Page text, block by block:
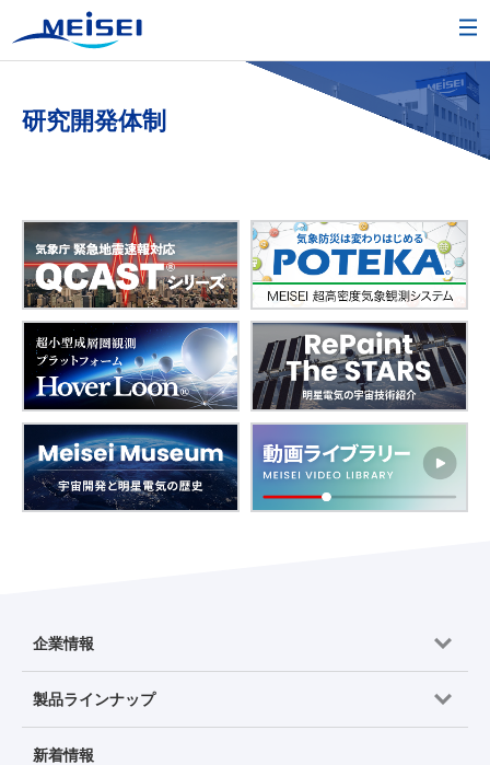
研究開発体制
企業情報
製品ラインナップ
新着情報